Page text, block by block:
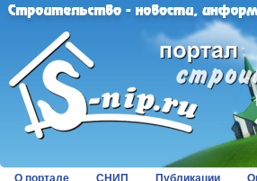
О портале СНИП Публикации